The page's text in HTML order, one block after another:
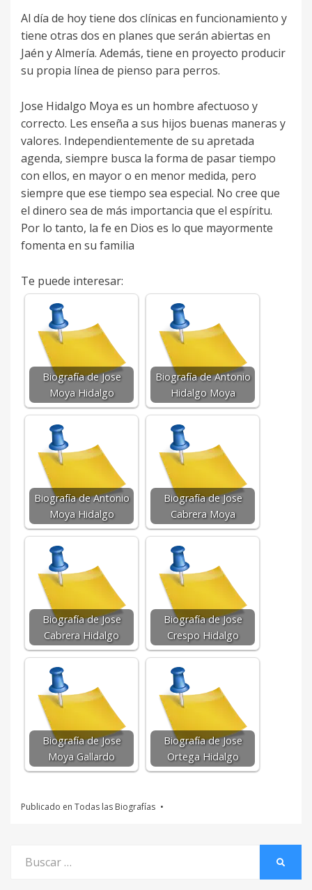
Al día de hoy tiene dos clínicas en funcionamiento y
tiene otras dos en planes que serán abiertas en
Jaén y Almería. Además, tiene en proyecto producir
su propia línea de pienso para perros.
Jose Hidalgo Moya es un hombre afectuoso y
correcto. Les enseña a sus hijos buenas maneras y
valores. Independientemente de su apretada
agenda, siempre busca la forma de pasar tiempo
con ellos, en mayor o en menor medida, pero
siempre que ese tiempo sea especial. No cree que
el dinero sea de más importancia que el espíritu.
Por lo tanto, la fe en Dios es lo que mayormente
fomenta en su familia
Te puede interesar:
Biografía de Jose
Moya Hidalgo
Biografía de Antonio
Hidalgo Moya
Biografía de Antonio
Moya Hidalgo
Biografía de Jose
Cabrera Moya
Biografía de Jose
Cabrera Hidalgo
Biografía de Jose
Crespo Hidalgo
Biografía de Jose
Moya Gallardo
Biografía de Jose
Ortega Hidalgo
Publicado en Todas las Biografías
por: